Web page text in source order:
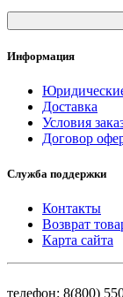
Информация
Доставка
Условия
Договор
Служба поддержки
Контакты
Возврат
Карта сайта
телефон: 8(800)